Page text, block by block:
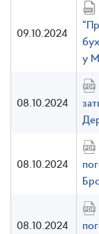
09.10.2024
у
08.10.2024
08.10.2024
08.10.2024